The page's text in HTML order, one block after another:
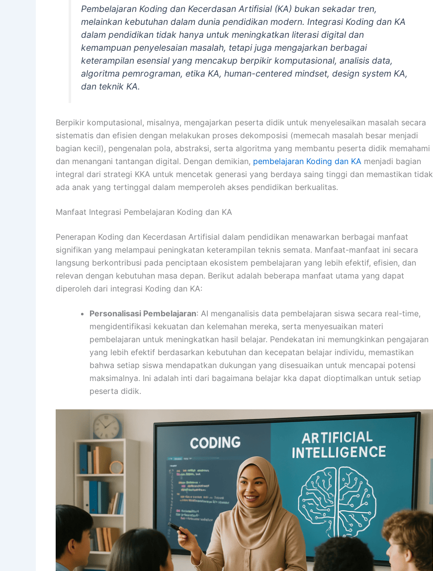
Pembelajaran Koding dan Kecerdasan Artifisial (KA) bukan sekadar tren,
melainkan kebutuhan dalam dunia pendidikan modern. Integrasi Koding dan KA
dalam pendidikan tidak hanya untuk meningkatkan literasi digital dan
kemampuan penyelesaian masalah, tetapi juga mengajarkan berbagai
keterampilan esensial yang mencakup berpikir komputasional, analisis data,
algoritma pemrograman, etika KA, human-centered mindset, design system KA,
dan teknik KA.
Berpikir komputasional, misalnya, mengajarkan peserta didik untuk menyelesaikan masalah secara
sistematis dan efisien dengan melakukan proses dekomposisi (memecah masalah besar menjadi
bagian kecil), pengenalan pola, abstraksi, serta algoritma yang membantu peserta didik memahami
dan menangani tantangan digital. Dengan demikian, pembelajaran Koding dan KA menjadi bagian
integral dari strategi KKA untuk mencetak generasi yang berdaya saing tinggi dan memastikan tidak
ada anak yang tertinggal dalam memperoleh akses pendidikan berkualitas.
Manfaat Integrasi Pembelajaran Koding dan KA
Penerapan Koding dan Kecerdasan Artifisial dalam pendidikan menawarkan berbagai manfaat
signifikan yang melampaui peningkatan keterampilan teknis semata. Manfaat-manfaat ini secara
langsung berkontribusi pada penciptaan ekosistem pembelajaran yang lebih efektif, efisien, dan
relevan dengan kebutuhan masa depan. Berikut adalah beberapa manfaat utama yang dapat
diperoleh dari integrasi Koding dan KA:
Personalisasi Pembelajaran: AI menganalisis data pembelajaran siswa secara real-time,
mengidentifikasi kekuatan dan kelemahan mereka, serta menyesuaikan materi
pembelajaran untuk meningkatkan hasil belajar. Pendekatan ini memungkinkan pengajaran
yang lebih efektif berdasarkan kebutuhan dan kecepatan belajar individu, memastikan
bahwa setiap siswa mendapatkan dukungan yang disesuaikan untuk mencapai potensi
maksimalnya. Ini adalah inti dari bagaimana belajar kka dapat dioptimalkan untuk setiap
peserta didik.